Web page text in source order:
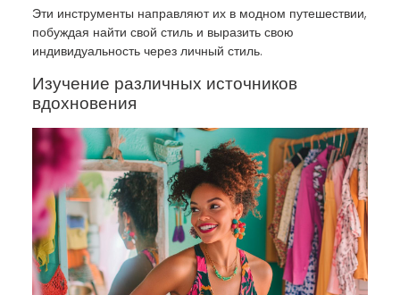
Эти инструменты направляют их в модном путешествии,
побуждая найти свой стиль и выразить свою
индивидуальность через личный стиль.
Изучение различных источников
вдохновения